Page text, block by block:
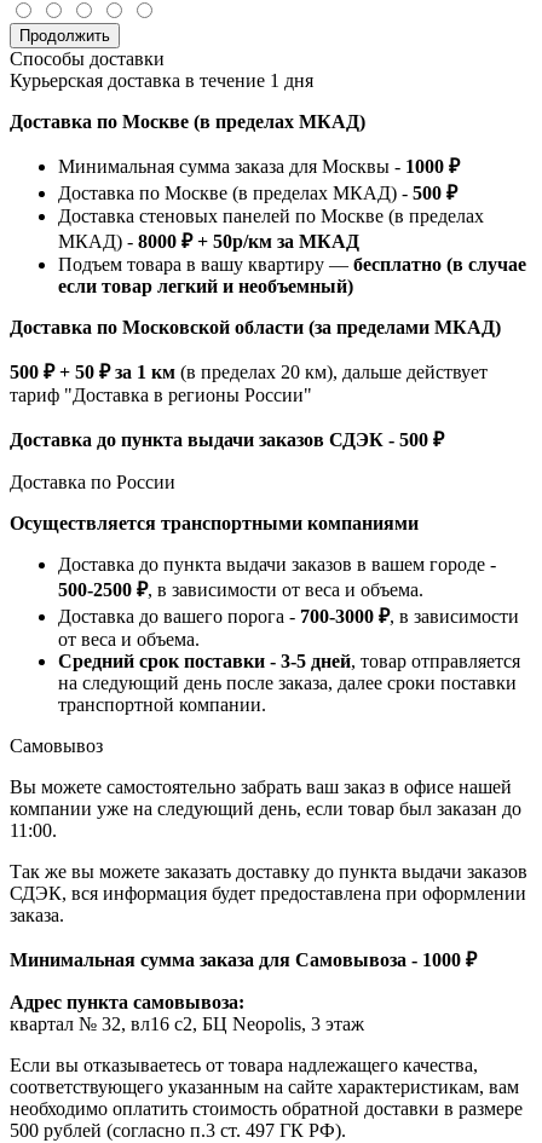
Продолжить
Способы доставки
Курьерская доставка в течение 1 дня
Доставка по Москве (в пределах МКАД)
Минимальная сумма заказа для Москвы - 1000 ₽
Доставка по Москве (в пределах МКАД) - 500 ₽
Доставка стеновых панелей по Москве (в пределах
МКАД) - 8000 ₽ + 50р/км за МКАД
Подъем товара в вашу квартиру — бесплатно (в случае
если товар легкий и необъемный)
Доставка по Московской области (за пределами МКАД)
500 ₽ + 50 ₽ за 1 км (в пределах 20 км), дальше действует
тариф "Доставка в регионы России"
Доставка до пункта выдачи заказов СДЭК - 500 ₽
Доставка по России
Осуществляется транспортными компаниями
Доставка до пункта выдачи заказов в вашем городе -
500-2500 ₽, в зависимости от веса и объема.
Доставка до вашего порога - 700-3000 ₽, в зависимости
от веса и объема.
Средний срок поставки - 3-5 дней, товар отправляется
на следующий день после заказа, далее сроки поставки
транспортной компании.
Самовывоз
Вы можете самостоятельно забрать ваш заказ в офисе нашей
компании уже на следующий день, если товар был заказан до
11:00.
Так же вы можете заказать доставку до пункта выдачи заказов
СДЭК, вся информация будет предоставлена при оформлении
заказа.
Минимальная сумма заказа для Самовывоза - 1000 ₽
Адрес пункта самовывоза:
квартал № 32, вл16 с2, БЦ Neopolis, 3 этаж
Если вы отказываетесь от товара надлежащего качества,
соответствующего указанным на сайте характеристикам, вам
необходимо оплатить стоимость обратной доставки в размере
500 рублей (согласно п.3 ст. 497 ГК РФ).